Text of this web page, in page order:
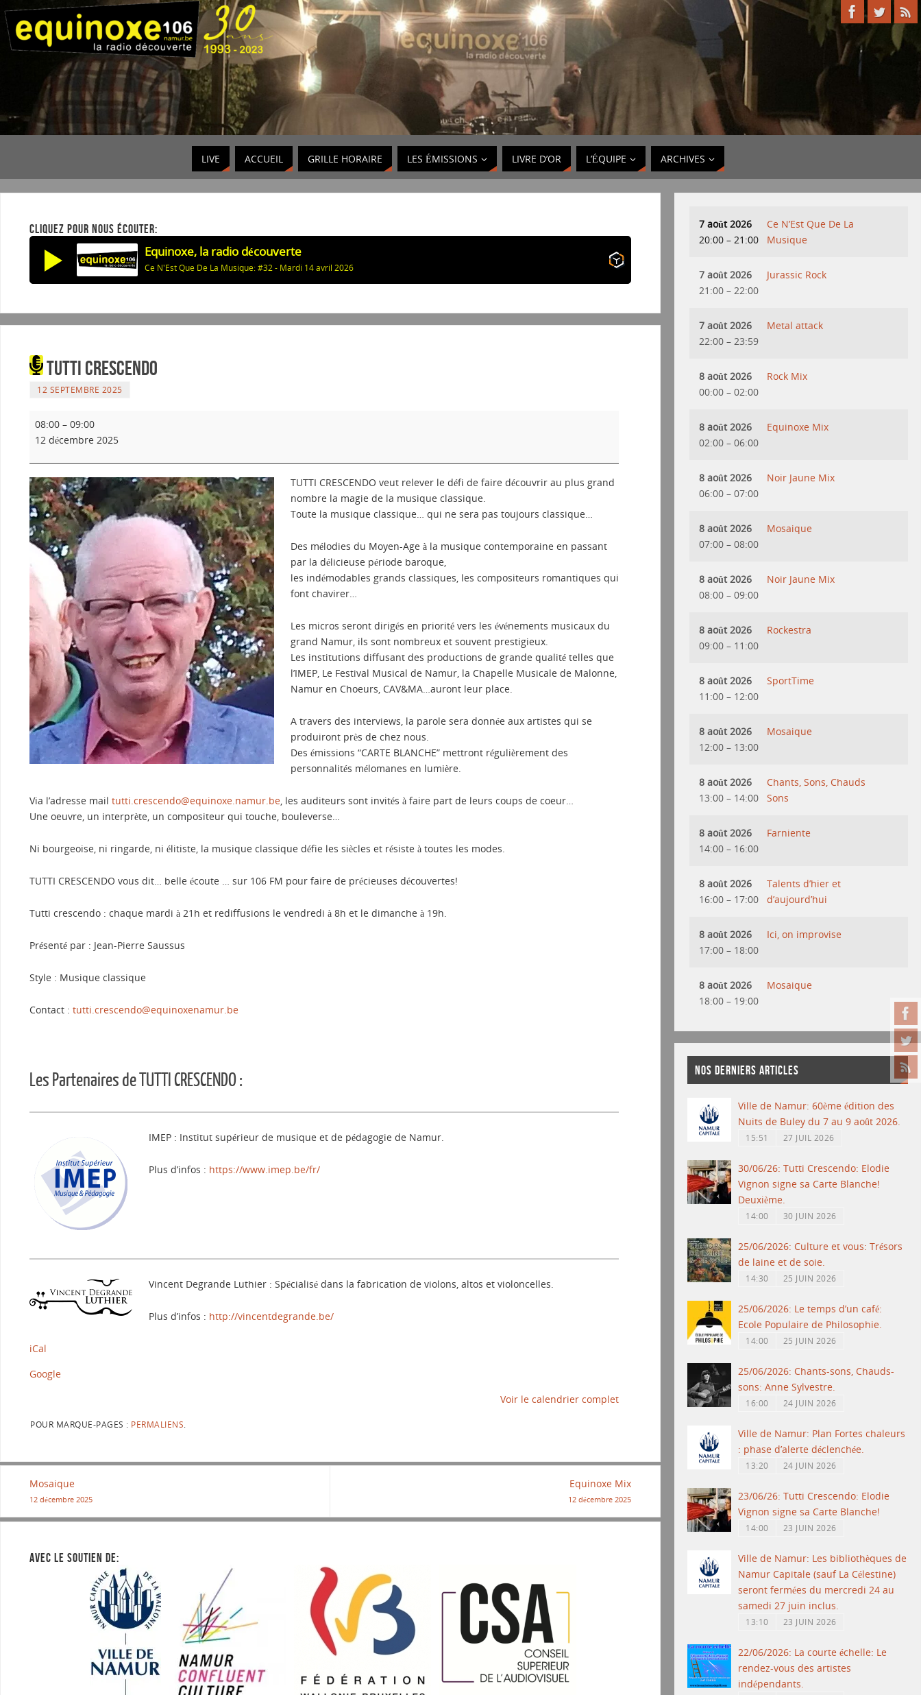
LIVE ACCUEIL GRILLE HORAIRE LES ÉMISSIONS LIVRE D’OR L’ÉQUIPE ARCHIVES
CLIQUEZ POUR NOUS ÉCOUTER:
Equinoxe, la radio découverte
Ce N'Est Que De La Musique: #32 - Mardi 14 avril 2026
Tutti crescendo
12 SEPTEMBRE 2025
08:00 – 09:00
12 décembre 2025
TUTTI CRESCENDO veut relever le défi de faire découvrir au plus grand
nombre la magie de la musique classique.
Toute la musique classique… qui ne sera pas toujours classique…
Des mélodies du Moyen-Age à la musique contemporaine en passant
par la délicieuse période baroque,
les indémodables grands classiques, les compositeurs romantiques qui
font chavirer…
Les micros seront dirigés en priorité vers les événements musicaux du
grand Namur, ils sont nombreux et souvent prestigieux.
Les institutions diffusant des productions de grande qualité telles que
l’IMEP, Le Festival Musical de Namur, la Chapelle Musicale de Malonne,
Namur en Choeurs, CAV&MA…auront leur place.
A travers des interviews, la parole sera donnée aux artistes qui se
produiront près de chez nous.
Des émissions “CARTE BLANCHE” mettront régulièrement des
personnalités mélomanes en lumière.
Via l’adresse mail tutti.crescendo@equinoxe.namur.be, les auditeurs sont invités à faire part de leurs coups de coeur…
Une oeuvre, un interprète, un compositeur qui touche, bouleverse…
Ni bourgeoise, ni ringarde, ni élitiste, la musique classique défie les siècles et résiste à toutes les modes.
TUTTI CRESCENDO vous dit… belle écoute … sur 106 FM pour faire de précieuses découvertes!
Tutti crescendo : chaque mardi à 21h et rediffusions le vendredi à 8h et le dimanche à 19h.
Présenté par : Jean-Pierre Saussus
Style : Musique classique
Contact : tutti.crescendo@equinoxenamur.be
Les Partenaires de TUTTI CRESCENDO :
IMEP : Institut supérieur de musique et de pédagogie de Namur.
Plus d’infos : https://www.imep.be/fr/
Vincent Degrande Luthier : Spécialisé dans la fabrication de violons, altos et violoncelles.
Plus d’infos : http://vincentdegrande.be/
iCal
Google
Voir le calendrier complet
POUR MARQUE-PAGES : PERMALIENS
Mosaique
12 décembre 2025
Equinoxe Mix
12 décembre 2025
AVEC LE SOUTIEN DE:
7 août 2026
20:00 – 21:00
Ce N’Est Que De La
Musique
7 août 2026
21:00 – 22:00
Jurassic Rock
7 août 2026
22:00 – 23:59
Metal attack
8 août 2026
00:00 – 02:00
Rock Mix
8 août 2026
02:00 – 06:00
Equinoxe Mix
8 août 2026
06:00 – 07:00
Noir Jaune Mix
8 août 2026
07:00 – 08:00
Mosaique
8 août 2026
08:00 – 09:00
Noir Jaune Mix
8 août 2026
09:00 – 11:00
Rockestra
8 août 2026
11:00 – 12:00
SportTime
8 août 2026
12:00 – 13:00
Mosaique
8 août 2026
13:00 – 14:00
Chants, Sons, Chauds
Sons
8 août 2026
14:00 – 16:00
Farniente
8 août 2026
16:00 – 17:00
Talents d’hier et
d’aujourd’hui
8 août 2026
17:00 – 18:00
Ici, on improvise
8 août 2026
18:00 – 19:00
Mosaique
NOS DERNIERS ARTICLES
Ville de Namur: 60ème édition des
Nuits de Buley du 7 au 9 août 2026.
15:51 27 JUIL 2026
30/06/26: Tutti Crescendo: Elodie
Vignon signe sa Carte Blanche!
Deuxième.
14:00 30 JUIN 2026
25/06/2026: Culture et vous: Trésors
de laine et de soie.
14:30 25 JUIN 2026
25/06/2026: Le temps d’un café:
Ecole Populaire de Philosophie.
14:00 25 JUIN 2026
25/06/2026: Chants-sons, Chauds-
sons: Anne Sylvestre.
16:00 24 JUIN 2026
Ville de Namur: Plan Fortes chaleurs
: phase d’alerte déclenchée.
13:20 24 JUIN 2026
23/06/26: Tutti Crescendo: Elodie
Vignon signe sa Carte Blanche!
14:00 23 JUIN 2026
Ville de Namur: Les bibliothèques de
Namur Capitale (sauf La Célestine)
seront fermées du mercredi 24 au
samedi 27 juin inclus.
13:10 23 JUIN 2026
22/06/2026: La courte échelle: Le
rendez-vous des artistes
indépendants.